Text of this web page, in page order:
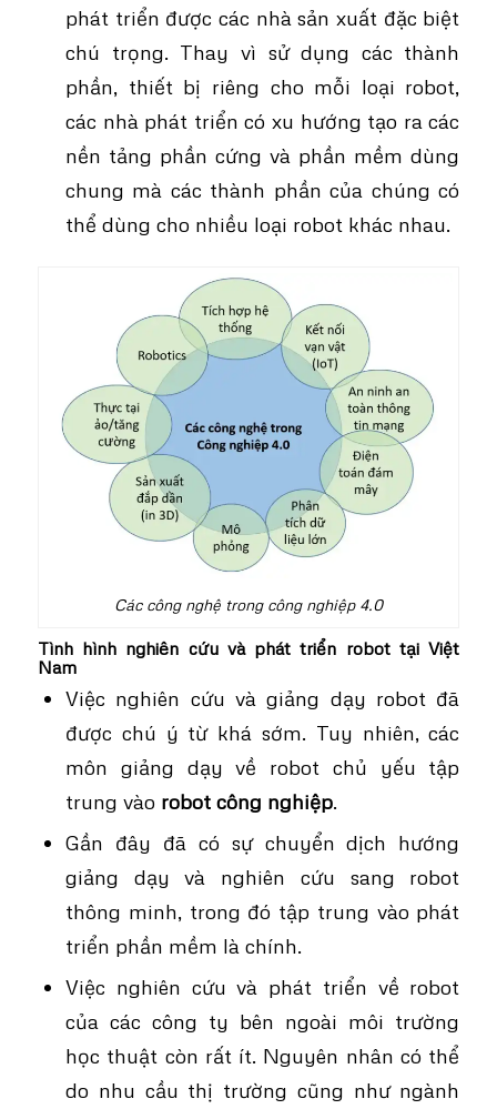
phát triển được các nhà sản xuất đặc biệt
chú trọng. Thay vì sử dụng các thành
phần, thiết bị riêng cho mỗi loại robot,
các nhà phát triển có xu hướng tạo ra các
nền tảng phần cứng và phần mềm dùng
chung mà các thành phần của chúng có
thể dùng cho nhiều loại robot khác nhau.
Các công nghệ trong công nghiệp 4.0
Tình hình nghiên cứu và phát triển robot tại Việt
Nam
Việc nghiên cứu và giảng dạy robot đã
được chú ý từ khá sớm. Tuy nhiên, các
môn giảng dạy về robot chủ yếu tập
trung vào robot công nghiệp.
Gần đây đã có sự chuyển dịch hướng
giảng dạy và nghiên cứu sang robot
thông minh, trong đó tập trung vào phát
triển phần mềm là chính.
Việc nghiên cứu và phát triển về robot
của các công ty bên ngoài môi trường
học thuật còn rất ít. Nguyên nhân có thể
do nhu cầu thị trường cũng như ngành